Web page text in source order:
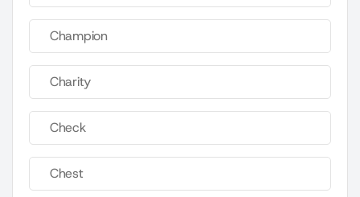
Champion
Charity
Check
Chest